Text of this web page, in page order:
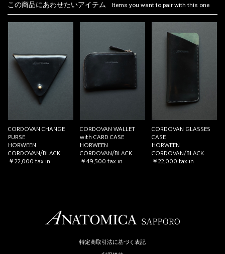
この商品にあわせたいアイテム Items you want to pair with this one
CORDOVAN CHANGE
PURSE
HORWEEN
CORDOVAN/BLACK
￥22,000tax in
CORDOVAN WALLET
with CARD CASE
HORWEEN
CORDOVAN/BLACK
￥49,500tax in
CORDOVAN GLASSES
CASE
HORWEEN
CORDOVAN/BLACK
￥22,000tax in
特定商取引法に基づく表記